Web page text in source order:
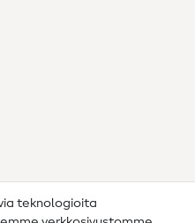
teknologioita